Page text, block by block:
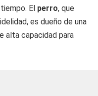
El perro, que
es dueño de una
alta capacidad para